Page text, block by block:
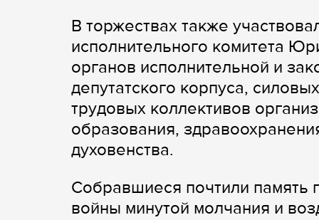
В торжествах также
исполнительного комитета
органов исполнительной и
депутатского корпуса,
трудовых коллективов
образования,
духовенства.
Собравшиеся почтили память
войны минутой молчания и